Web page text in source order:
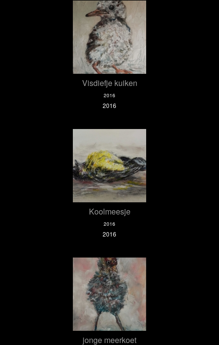
Visdiefje kuiken
2016
2016
Koolmeesje
2016
2016
jonge meerkoet